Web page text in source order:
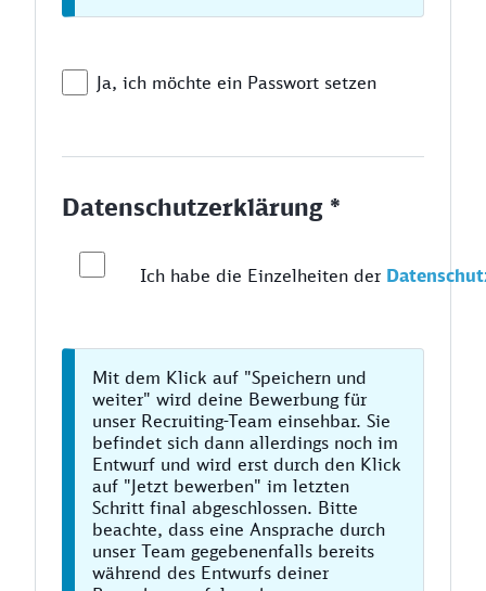
Ja, ich möchte ein Passwort setzen
Datenschutzerklärung *
Ich habe die Einzelheiten der
Mit dem Klick auf "Speichern und
weiter" wird deine Bewerbung für
unser Recruiting-Team einsehbar. Sie
befindet sich dann allerdings noch im
Entwurf und wird erst durch den Klick
auf "Jetzt bewerben" im letzten
Schritt final abgeschlossen. Bitte
beachte, dass eine Ansprache durch
unser Team gegebenenfalls bereits
während des Entwurfs deiner